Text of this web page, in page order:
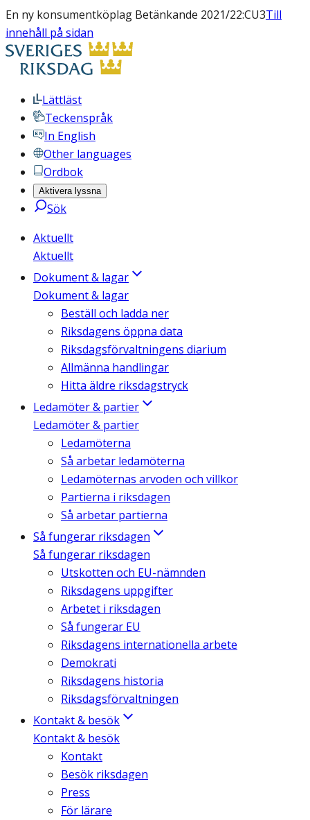
En ny konsumentköplag Betänkande 2021/22:CU3Till
innehåll på sidan
Lättläst
Teckenspråk
In English
Other languages
Ordbok
Aktivera lyssna
Sök
Aktuellt
Aktuellt
Dokument & lagar
Dokument & lagar
Beställ och ladda ner
Riksdagens öppna data
Riksdagsförvaltningens diarium
Allmänna handlingar
Hitta äldre riksdagstryck
Ledamöter & partier
Ledamöter & partier
Ledamöterna
Så arbetar ledamöterna
Ledamöternas arvoden och villkor
Partierna i riksdagen
Så arbetar partierna
Så fungerar riksdagen
Så fungerar riksdagen
Utskotten och EU-nämnden
Riksdagens uppgifter
Arbetet i riksdagen
Så fungerar EU
Riksdagens internationella arbete
Demokrati
Riksdagens historia
Riksdagsförvaltningen
Kontakt & besök
Kontakt & besök
Kontakt
Besök riksdagen
Press
För lärare